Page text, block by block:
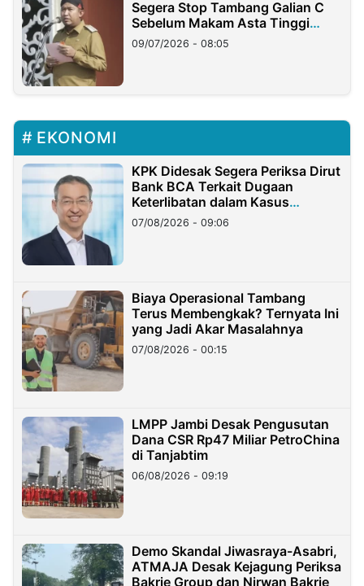
Segera Stop Tambang Galian C
Sebelum Makam Asta Tinggi
Longsor
09/07/2026 - 08:05
EKONOMI
KPK Didesak Segera Periksa Dirut
Bank BCA Terkait Dugaan
Keterlibatan dalam Kasus
Hilangnya Dana Nasabah Rp2,58
Miliar
07/08/2026 - 09:06
Biaya Operasional Tambang
Terus Membengkak? Ternyata Ini
yang Jadi Akar Masalahnya
07/08/2026 - 00:15
LMPP Jambi Desak Pengusutan
Dana CSR Rp47 Miliar PetroChina
di Tanjabtim
06/08/2026 - 09:19
Demo Skandal Jiwasraya-Asabri,
ATMAJA Desak Kejagung Periksa
Bakrie Group dan Nirwan Bakrie